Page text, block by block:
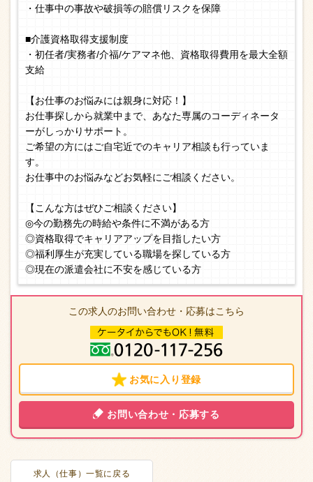
・仕事中の事故や破損等の賠償リスクを保障
■介護資格取得支援制度
・初任者/実務者/介福/ケアマネ他、資格取得費用を最大全額
支給
【お仕事のお悩みには親身に対応！】
お仕事探しから就業中まで、あなた専属のコーディネータ
ーがしっかりサポート。
ご希望の方にはご自宅近でのキャリア相談も行っていま
す。
お仕事中のお悩みなどお気軽にご相談ください。
【こんな方はぜひご相談ください】
◎今の勤務先の時給や条件に不満がある方
◎資格取得でキャリアアップを目指したい方
◎福利厚生が充実している職場を探している方
◎現在の派遣会社に不安を感じている方
この求人のお問い合わせ・応募はこちら
お気に入り登録
お問い合わせ・応募する
求人（仕事）一覧に戻る